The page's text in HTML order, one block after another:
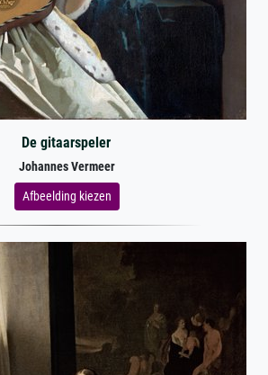
De gitaarspeler
Johannes Vermeer
Afbeelding kiezen